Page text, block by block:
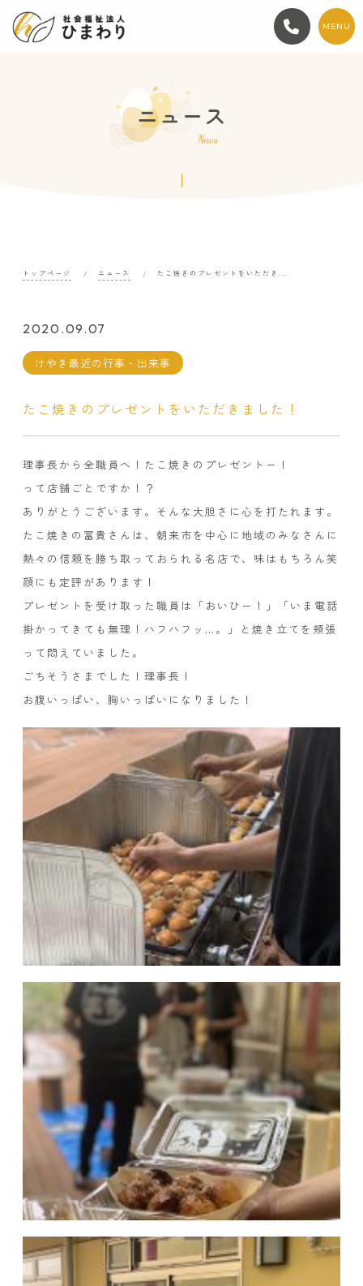
MENU
ニュース
News
トップページ ニュース たこ焼きのプレゼントをいただき...
2020.09.07
けやき最近の行事・出来事
たこ焼きのプレゼントをいただきました！
理事長から全職員へ！たこ焼きのプレゼントー！
って店舗ごとですか！？
ありがとうございます。そんな大胆さに心を打たれます。
たこ焼きの冨貴さんは、朝来市を中心に地域のみなさんに
熱々の信頼を勝ち取っておられる名店で、味はもちろん笑
顔にも定評があります！
プレゼントを受け取った職員は「おいひー！」「いま電話
掛かってきても無理！ハフハフッ…。」と焼き立てを頬張
って悶えていました。
ごちそうさまでした！理事長！
お腹いっぱい、胸いっぱいになりました！